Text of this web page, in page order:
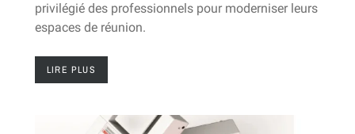
privilégié des professionnels pour moderniser leurs
espaces de réunion.
LIRE PLUS